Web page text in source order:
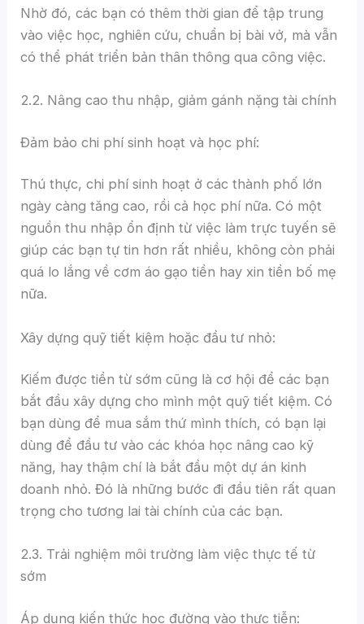
Nhờ đó, các bạn có thêm thời gian để tập trung
vào việc học, nghiên cứu, chuẩn bị bài vở, mà vẫn
có thể phát triển bản thân thông qua công việc.
2.2. Nâng cao thu nhập, giảm gánh nặng tài chính
Đảm bảo chi phí sinh hoạt và học phí:
Thú thực, chi phí sinh hoạt ở các thành phố lớn
ngày càng tăng cao, rồi cả học phí nữa. Có một
nguồn thu nhập ổn định từ việc làm trực tuyến sẽ
giúp các bạn tự tin hơn rất nhiều, không còn phải
quá lo lắng về cơm áo gạo tiền hay xin tiền bố mẹ
nữa.
Xây dựng quỹ tiết kiệm hoặc đầu tư nhỏ:
Kiếm được tiền từ sớm cũng là cơ hội để các bạn
bắt đầu xây dựng cho mình một quỹ tiết kiệm. Có
bạn dùng để mua sắm thứ mình thích, có bạn lại
dùng để đầu tư vào các khóa học nâng cao kỹ
năng, hay thậm chí là bắt đầu một dự án kinh
doanh nhỏ. Đó là những bước đi đầu tiên rất quan
trọng cho tương lai tài chính của các bạn.
2.3. Trải nghiệm môi trường làm việc thực tế từ
sớm
Áp dụng kiến thức học đường vào thực tiễn: